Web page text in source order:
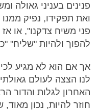
פנינים בעניני גאולה
ואת תפקידו, נפיק
פני משיח צדקנו", או
להפוך ולהיות "שליח"
אך אם הוא לא מגיע
לנו הצצה לעולם
האחרון לגלות והדור
חוזר להיות, נכון מאוד,